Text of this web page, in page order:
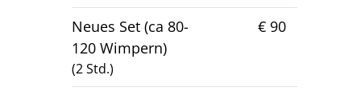
Neues Set (ca 80-
120 Wimpern)
€ 90
(2 Std.)